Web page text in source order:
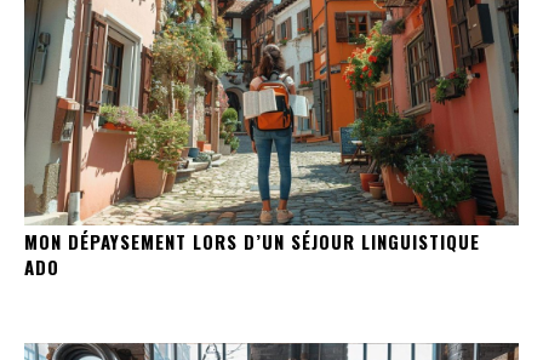
MON DÉPAYSEMENT LORS D’UN SÉJOUR LINGUISTIQUE
ADO